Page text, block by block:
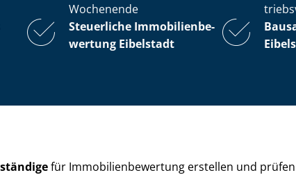
Wochenende
Steuerliche Im­mo­bi­li­en­be­
wer­tung Eibelstadt
für Im­mo­bi­li­en­be­wer­tung erstellen und